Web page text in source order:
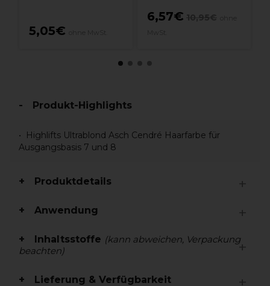
5,05€
6,57€
Produkt-Highlights
Highlifts Ultrablond Asch Cendré Haarfarbe für
Ausgangsbasis 7 und 8
Produktdetails
Anwendung
Inhaltsstoffe (kann abweichen, Verpackung
beachten)
Lieferung & Verfügbarkeit